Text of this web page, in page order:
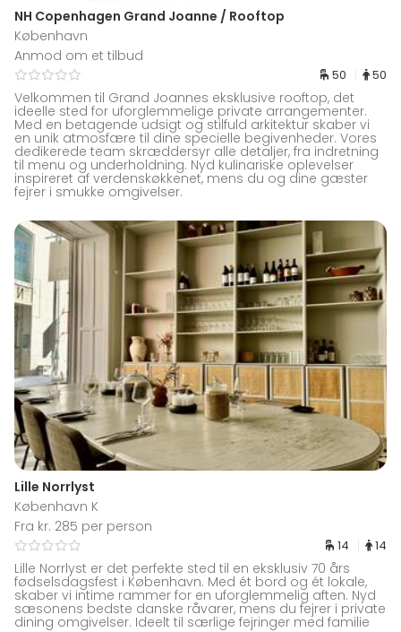
NH Copenhagen Grand Joanne / Rooftop
København
Anmod om et tilbud
50 50
Velkommen til Grand Joannes eksklusive rooftop, det
ideelle sted for uforglemmelige private arrangementer.
Med en betagende udsigt og stilfuld arkitektur skaber vi
en unik atmosfære til dine specielle begivenheder. Vores
dedikerede team skræddersyr alle detaljer, fra indretning
til menu og underholdning. Nyd kulinariske oplevelser
inspireret af verdenskøkkenet, mens du og dine gæster
fejrer i smukke omgivelser.
Lille Norrlyst
København K
Fra kr. 285 per person
14 14
Lille Norrlyst er det perfekte sted til en eksklusiv 70 års
fødselsdagsfest i København. Med ét bord og ét lokale,
skaber vi intime rammer for en uforglemmelig aften. Nyd
sæsonens bedste danske råvarer, mens du fejrer i private
dining omgivelser. Ideelt til særlige fejringer med familie